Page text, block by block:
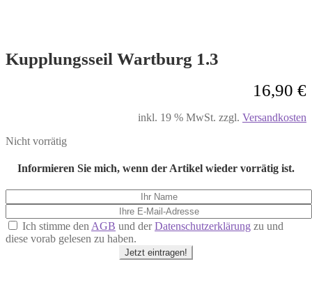
Kupplungsseil Wartburg 1.3
16,90 €
inkl. 19 % MwSt. zzgl. Versandkosten
Nicht vorrätig
Informieren Sie mich, wenn der Artikel wieder vorrätig ist.
Ich stimme den AGB und derDatenschutzerklärung zu und
diese vorab gelesen zu haben.
Jetzt eintragen!